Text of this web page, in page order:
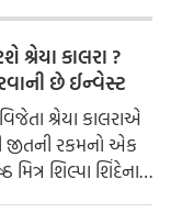
શ્રેયા કાલરા ?
છે ઈન્વેસ્ટ
શ્રેયા કાલરાએ
જીતની રકમનો એક
મિત્ર શિલ્પા શિંદેના
કરશે.